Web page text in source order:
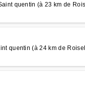
quentin (à 23 km de
quentin (à 24 km de